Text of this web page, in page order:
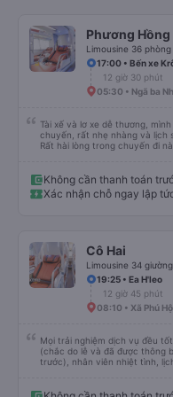
Phương Hồng
Limousine 36 phòng
17:00 • Bến xe
12 giờ 30 phút
05:30 • Ngã ba
Tài xế và lơ xe dễ thương,
chuyến, rất nhẹ nhàng và lịch
Rất hài lòng trong chuyến đi
Không cần thanh toán
Xác nhận chỗ ngay lập
Cô Hai
Limousine 34 giường
19:25 • Ea H'leo
12 giờ 45 phút
08:10 • Xã Phú
Mọi trải nghiệm dịch vụ đều
(chắc do lễ và đã được thông
trước), nhân viên nhiệt tình,